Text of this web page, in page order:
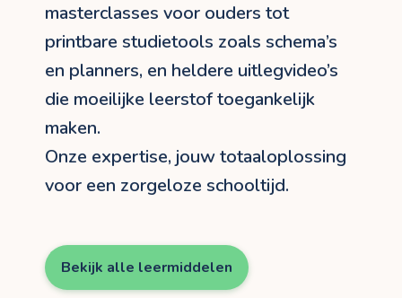
masterclasses voor ouders tot
printbare studietools zoals schema’s
en planners, en heldere uitlegvideo’s
die moeilijke leerstof toegankelijk
maken.
Onze expertise, jouw totaaloplossing
voor een zorgeloze schooltijd.
Bekijk alle leermiddelen